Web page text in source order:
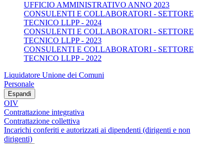
UFFICIO AMMINISTRATIVO ANNO 2023
CONSULENTI E COLLABORATORI - SETTORE
TECNICO LLPP - 2024
CONSULENTI E COLLABORATORI - SETTORE
TECNICO LLPP - 2023
CONSULENTI E COLLABORATORI - SETTORE
TECNICO LLPP - 2022
Liquidatore Unione dei Comuni
Personale
Espandi
OIV
Contrattazione integrativa
Contrattazione collettiva
Incarichi conferiti e autorizzati ai dipendenti (dirigenti e non
dirigenti)